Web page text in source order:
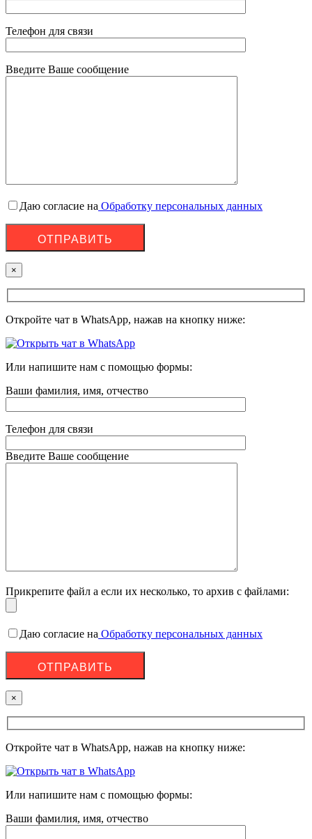
Телефон для связи
Введите Ваше сообщение
Даю согласие на Обработку персональных данных
×
Откройте чат в WhatsApp, нажав на кнопку ниже:
Или напишите нам с помощью формы:
Ваши фамилия, имя, отчество
Телефон для связи
Введите Ваше сообщение
Прикрепите файл а если их несколько, то архив с файлами:
Даю согласие на Обработку персональных данных
×
Откройте чат в WhatsApp, нажав на кнопку ниже:
Или напишите нам с помощью формы:
Ваши фамилия, имя, отчество